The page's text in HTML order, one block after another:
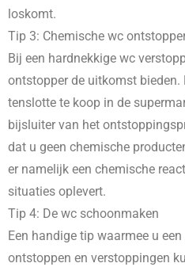
loskomt.
Tip 3: Chemische wc
Bij een hardnekkige wc
ontstopper de uitkomst bieden.
tenslotte te koop in de
bijsluiter van het
dat u geen chemische
er namelijk een chemische
situaties oplevert.
Tip 4: De wc schoonmaken
Een handige tip waarmee u
ontstoppen en verstoppingen